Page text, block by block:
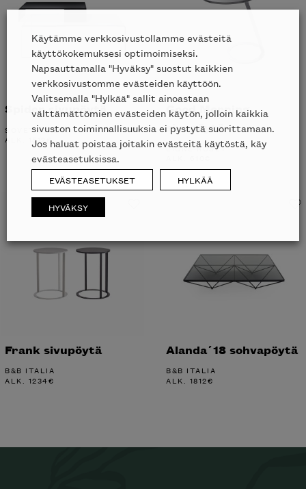
Spider sivupöytä
SOVET ITALIA
ALK. 1512 €
Good Morning
sivupöytä
LIGNE ROSET
Frank sivupöytä
B&B ITALIA
ALK. 1234€
Alanda´18 sohvapöytä
B&B ITALIA
ALK. 1812€
Käytämme verkkosivustollamme evästeitä
käyttökokemuksesi optimoimiseksi.
Napsauttamalla "Hyväksy" suostut kaikkien
verkkosivustomme evästeiden käyttöön.
Valitsemalla "Hylkää" sallit ainoastaan
välttämättömien evästeiden käytön, jolloin kaikkia
sivuston toiminnallisuuksia ei pystytä suorittamaan.
Jos haluat poistaa joitakin evästeitä käytöstä, käy
evästeasetuksissa.
EVÄSTEASETUKSET HYLKÄÄ
HYVÄKSY